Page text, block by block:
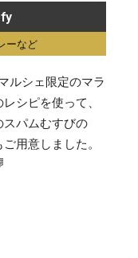
ーなど
ルシェ限定のマラ
シピを使って、
パムむすびの
用意しました。